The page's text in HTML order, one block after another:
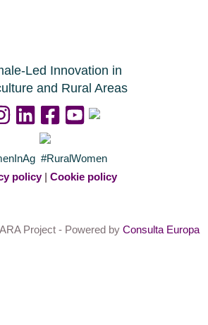
Led Innovation in
and Rural Areas
#RuralWomen
policy| Cookie policy
Project - Powered by Consulta Europa